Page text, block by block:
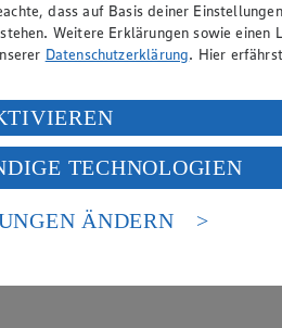
dass auf Basis deiner
Weitere Erklärungen sowie einen
Datenschutzerklärung. Hier
in den USA durch Facebook und
im Sinne des Art. 49 Abs. 1 Satz 1 lit.
werden. Der EuGH sieht die USA als
Datenschutzniveau an. Es
Behörden.
TECHNOLOGIEN
ÄNDERN